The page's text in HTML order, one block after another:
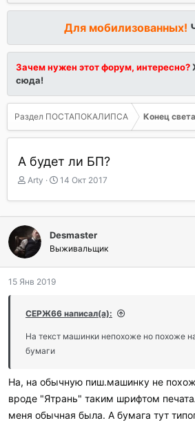
Для мобилизованных!
Зачем нужен этот форум, интересно?
сюда!
Раздел ПОСТАПОКАЛИПСА Конец света
А будет ли БП?
А
т
о
р
т
е
м
ы
Arty
Д
т
а
а
ч
а
14 Окт 2017
Desmaster
Выживальщик
15 Янв 2019
СЕРЖ66 написал(а):
На текст машинки непохоже но похоже
бумаги
На, на обычную пиш.машинку не
вроде "Ятрань" таким шрифтом
меня обычная была. А бумага тут